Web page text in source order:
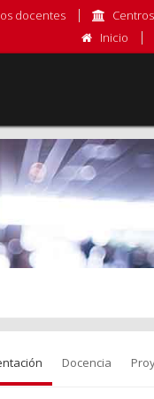
docentes
Inicio
Docencia